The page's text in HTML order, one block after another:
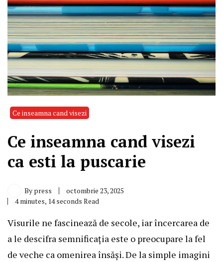
Ce inseamna cand visezi
Ce inseamna cand visezi
ca esti la puscarie
By press
octombrie 23, 2025
4 minutes, 14 seconds Read
Visurile ne fascinează de secole, iar încercarea de
a le descifra semnificația este o preocupare la fel
de veche ca omenirea însăși. De la simple imagini